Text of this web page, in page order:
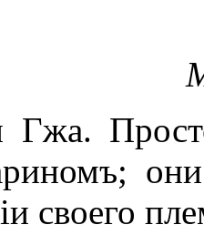
своего